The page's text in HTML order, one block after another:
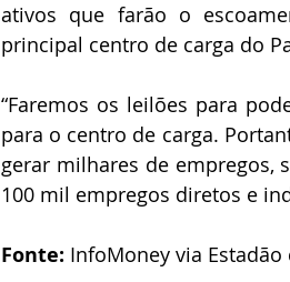
ativos que farão o
principal centro de carga do
“Faremos os leilões para
para o centro de carga.
gerar milhares de empregos,
100 mil empregos diretos e
Fonte: InfoMoney via